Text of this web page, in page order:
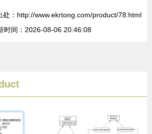
处：http://www.ekrtong.com/product/78.html
时间：2026-08-06 20:46:08